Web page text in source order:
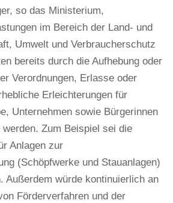
so das Ministerium,
im Bereich der Land- und
Umwelt und Verbraucherschutz
bereits durch die Aufhebung oder
Verordnungen, Erlasse oder
Erleichterungen für
Unternehmen sowie Bürgerinnen
Zum Beispiel sei die
Anlagen zur
(Schöpfwerke und Stauanlagen)
Außerdem würde kontinuierlich an
Förderverfahren und der